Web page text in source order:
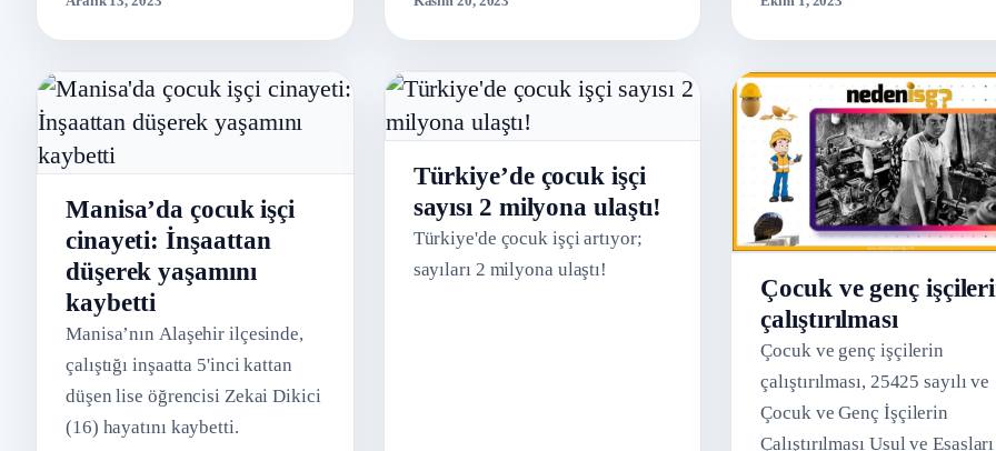
yakaladı. Sobaya dökülen tiner,
parladı ve bir yaşam gencecik ...
Manisa’da çocuk işçi
cinayeti: İnşaattan
düşerek yaşamını
kaybetti
Manisa’nın Alaşehir ilçesinde,
çalıştığı inşaatta 5'inci kattan
düşen lise öğrencisi Zekai Dikici
(16) hayatını kaybetti.
Türkiye’de çocuk işçi
sayısı 2 milyona ulaştı!
Türkiye'de çocuk işçi artıyor;
sayıları 2 milyona ulaştı!
Çocuk ve genç
çalıştırılması
Çocuk ve genç işçilerin
çalıştırılması, 25425 sayılı ve
Çocuk ve Genç İşçilerin
Çalıştırılması Usul ve Esasları